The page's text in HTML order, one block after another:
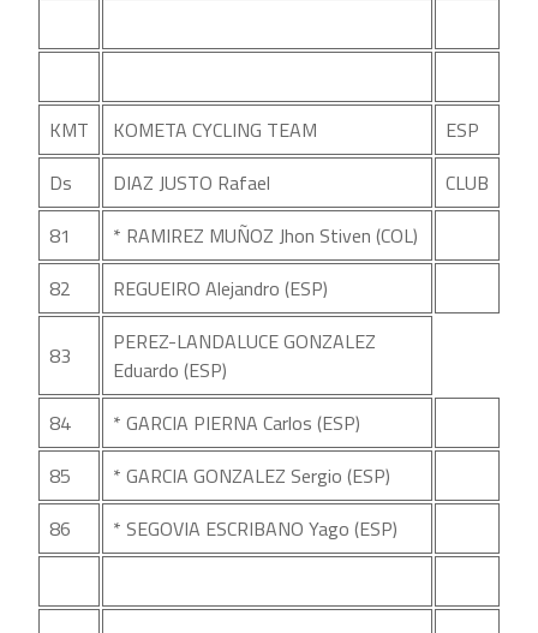
KMT KOMETA CYCLING TEAM
ESP
Ds
DIAZ JUSTO Rafael
CLUB
81
* RAMIREZ MUÑOZ Jhon Stiven (COL)
82
REGUEIRO Alejandro (ESP)
83
PEREZ-LANDALUCE GONZALEZ
Eduardo (ESP)
84
* GARCIA PIERNA Carlos (ESP)
85
* GARCIA GONZALEZ Sergio (ESP)
86
* SEGOVIA ESCRIBANO Yago (ESP)